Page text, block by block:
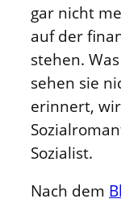
gar nicht
auf der
stehen.
sehen sie
erinnert,
Sozialist.
Nach dem